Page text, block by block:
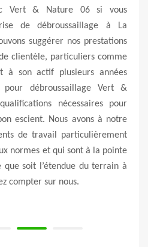
Vert & Nature 06 si vous
de débroussaillage à La
suggérer nos prestations
clientèle, particuliers comme
à son actif plusieurs années
pour débroussaillage Vert &
nécessaires pour
escient. Nous avons à notre
de travail particulièrement
normes et qui sont à la pointe
soit l’étendue du terrain à
compter sur nous.